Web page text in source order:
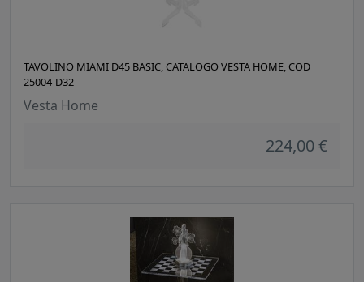
TAVOLINO MIAMI D45 BASIC, CATALOGO VESTA HOME, COD
25004-D32
Vesta Home
224,00 €